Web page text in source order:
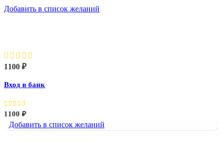
Добавить в список желаний
1100 ₽
Вход в банк
1100 ₽
Добавить в список желаний